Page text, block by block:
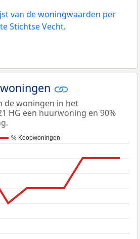
van de woningwaarden per
Stichtse Vecht.
de woningen in het
HG een huurwoning en 90%
% Koopwoningen